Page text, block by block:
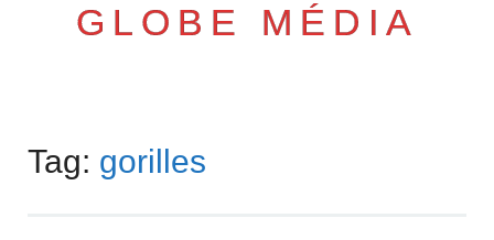
GLOBE MÉDIA
Main menu
content
Tag: gorilles